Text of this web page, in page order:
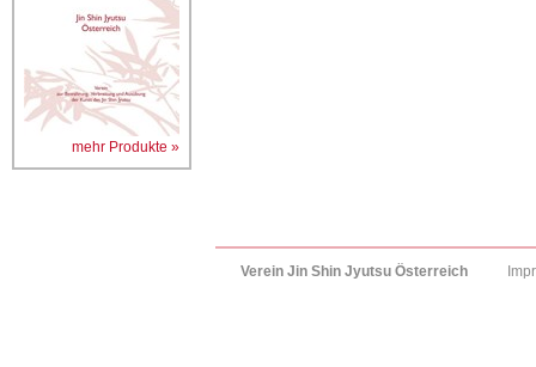
mehr Produkte »
Verein Jin Shin Jyutsu Österreich